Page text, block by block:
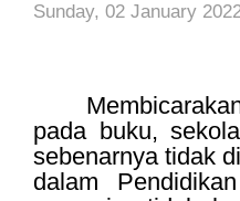
Sunday, 02 January
pada buku,
sebenarnya tidak
dalam